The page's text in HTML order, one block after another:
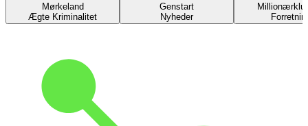
Mørkeland
Ægte Kriminalitet
Genstart
Nyheder